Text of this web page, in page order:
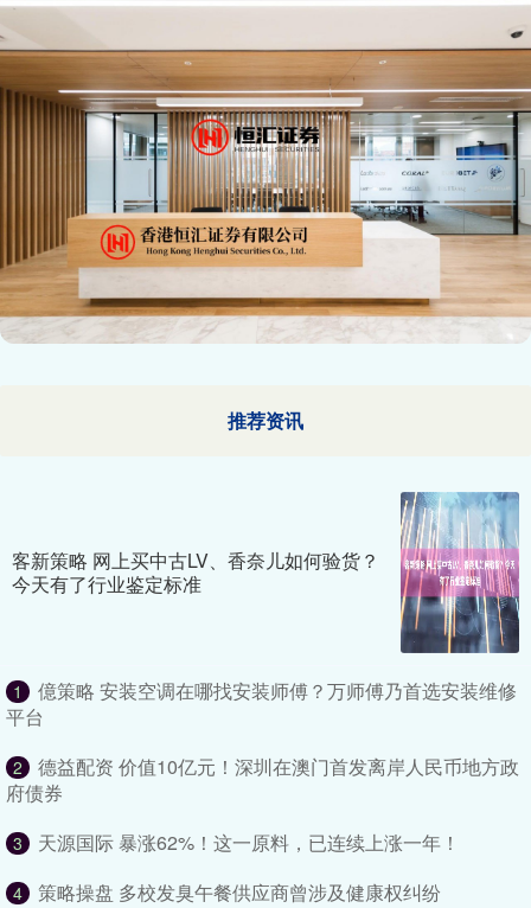
推荐资讯
客新策略 网上买中古LV、香奈儿如何验货？
今天有了行业鉴定标准
1
億策略 安装空调在哪找安装师傅？万师傅乃首选安装维修
平台
2
德益配资 价值10亿元！深圳在澳门首发离岸人民币地方政
府债券
3 天源国际 暴涨62%！这一原料，已连续上涨一年！
4 策略操盘 多校发臭午餐供应商曾涉及健康权纠纷